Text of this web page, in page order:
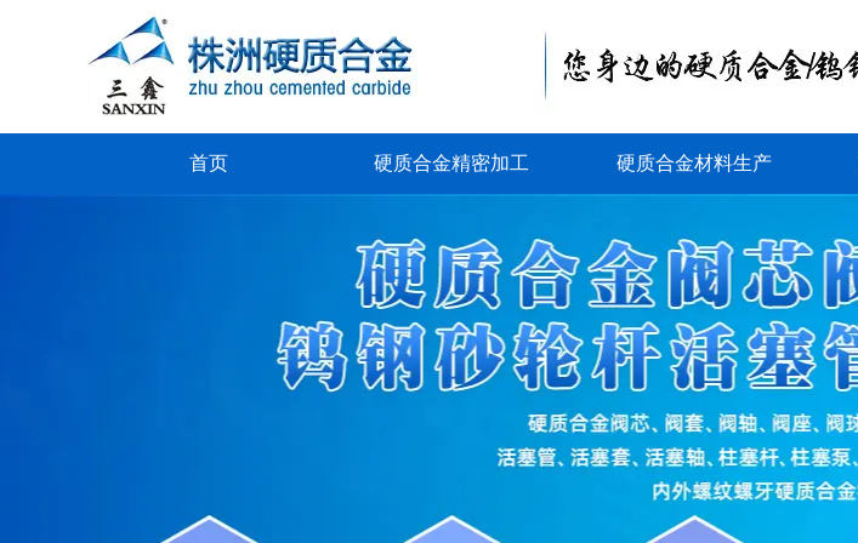
首页 硬质合金精密加工 硬质合金材料生产